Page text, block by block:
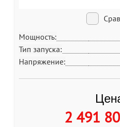
Мощность:
Тип запуска:
Напряжение:
2 491